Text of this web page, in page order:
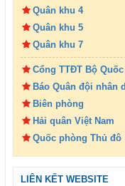
Quân khu 4
Quân khu 5
Quân khu 7
Cổng TTĐT Bộ
Báo Quân đội nhân
Biên phòng
Hải quân Việt Nam
Quốc phòng Thủ đô
LIÊN KẾT WEBSITE